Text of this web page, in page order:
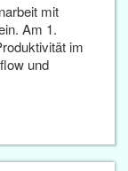
mit
Am 1.
im
und